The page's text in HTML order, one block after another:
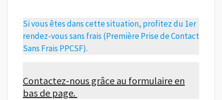
Si vous êtes dans cette situation, profitez du 1er
rendez-vous sans frais (Première Prise de Contact
Sans Frais PPCSF).
Contactez-nous grâce au formulaire en
bas de page.